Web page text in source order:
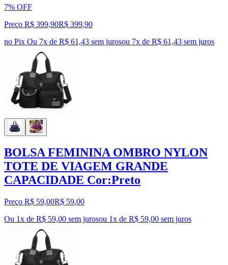
7% OFF
Preço R$ 399,90R$ 399,90
no Pix Ou 7x de R$ 61,43 sem jurosou 7x de R$ 61,43 sem juros
BOLSA FEMININA OMBRO NYLON
TOTE DE VIAGEM GRANDE
CAPACIDADE Cor:Preto
Preço R$ 59,00R$ 59,00
Ou 1x de R$ 59,00 sem jurosou 1x de R$ 59,00 sem juros